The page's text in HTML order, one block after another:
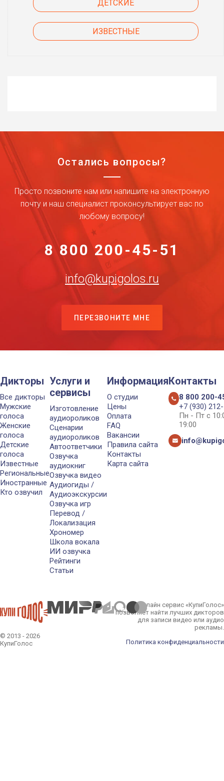
ДЕТСКИЕ
ИЗВЕСТНЫЕ
Остались вопросы?
Просто позвоните нам или напишите на электронную
почту и наш специалист проконсультирует вас по
любому вопросу!
8 800 200-45-51
info@kupigolos.ru
ПЕРЕЗВОНИТЕ МНЕ
Дикторы
Все дикторы
Мужские
голоса
Женские
голоса
Детские
голоса
Известные
Региональные
Иностранные
Кто озвучил
Услуги и
сервисы
Изготовление
аудиороликов
Сценарии
аудиороликов
Автоответчики
Озвучка
аудиокниг
Озвучка видео
Аудиогиды /
Аудиоэкскурсии
Озвучка игр
Перевод /
Локализация
Хрономер
Школа вокала
ИИ озвучка
Рейтинги
Статьи
Информация
О студии
Цены
Оплата
FAQ
Вакансии
Правила сайта
Контакты
Карта сайта
Контакты
8 800 200-
+7 (930)
Пн - Пт с
19:00
© 2013 - 2026
КупиГолос
Онлайн сервис «КупиГолос»
позволяет найти лучших дикторов
для записи видео или аудио
рекламы.
Политика конфиденциальности